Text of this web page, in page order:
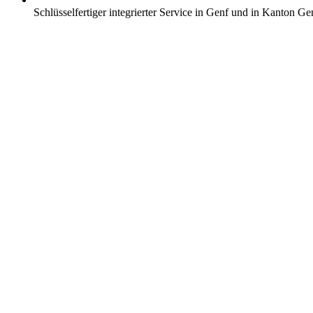
Schlüsselfertiger integrierter Service in Genf und in Kanton